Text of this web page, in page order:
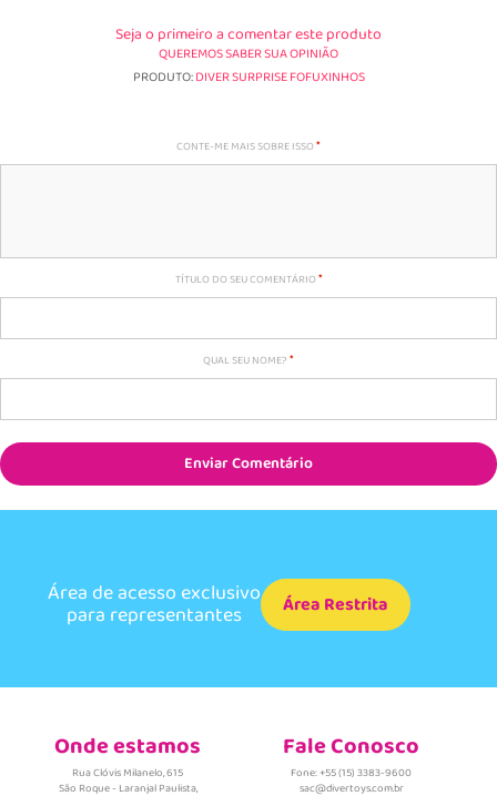
Seja o primeiro a comentar este produto
QUEREMOS SABER SUA OPINIÃO
PRODUTO:DIVER SURPRISE FOFUXINHOS
CONTE-ME MAIS SOBRE ISSO
TÍTULO DO SEU COMENTÁRIO
QUAL SEU NOME?
Enviar Comentário
Área de acesso exclusivo
para representantes Área Restrita
Onde estamos
Rua Clóvis Milanelo, 615
São Roque - Laranjal Paulista,
Fale Conosco
Fone: +55 (15) 3383-9600
sac@divertoys.com.br